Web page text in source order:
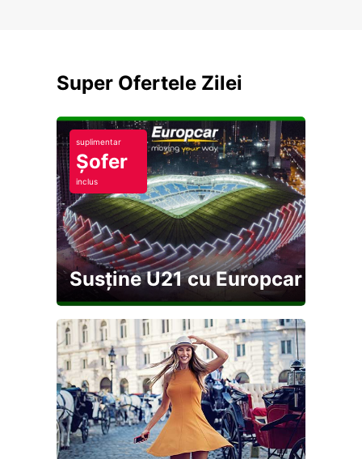
Super Ofertele Zilei
suplimentar
Șofer
inclus
Susține U21 cu Europcar